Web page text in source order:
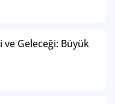
ve Geleceği: Büyük